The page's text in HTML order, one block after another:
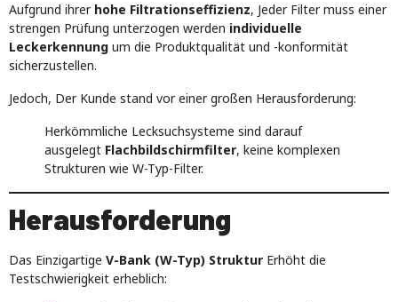
Aufgrund ihrer hohe Filtrationseffizienz, Jeder Filter muss einer
strengen Prüfung unterzogen werden individuelle
Leckerkennung um die Produktqualität und -konformität
sicherzustellen.
Jedoch, Der Kunde stand vor einer großen Herausforderung:
Herkömmliche Lecksuchsysteme sind darauf
ausgelegt Flachbildschirmfilter, keine komplexen
Strukturen wie W-Typ-Filter.
Herausforderung
Das Einzigartige V-Bank (W-Typ) Struktur Erhöht die
Testschwierigkeit erheblich: